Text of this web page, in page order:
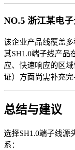
NO.5 浙江某电
该企业产品线覆盖
其SH1.0端子线产品
应、快速响应的区
证）方面尚需补充完
总结与建议
选择SH1.0端子线源
系：